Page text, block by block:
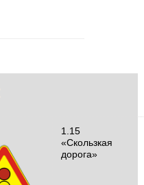
1.15
«Скользкая
дорога»